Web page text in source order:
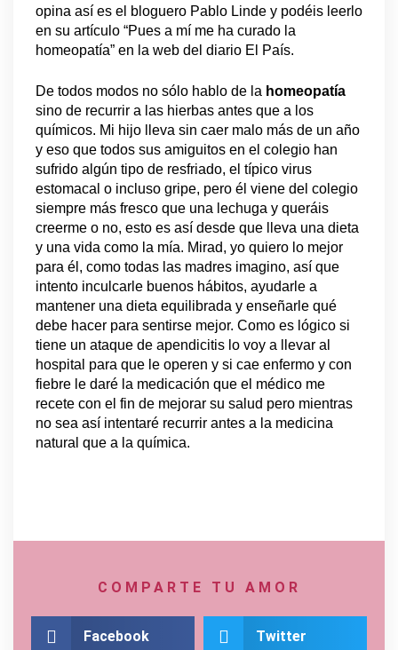
opina así es el bloguero Pablo Linde y podéis leerlo
en su artículo “Pues a mí me ha curado la
homeopatía” en la web del diario El País.
De todos modos no sólo hablo de la homeopatía
sino de recurrir a las hierbas antes que a los
químicos. Mi hijo lleva sin caer malo más de un año
y eso que todos sus amiguitos en el colegio han
sufrido algún tipo de resfriado, el típico virus
estomacal o incluso gripe, pero él viene del colegio
siempre más fresco que una lechuga y queráis
creerme o no, esto es así desde que lleva una dieta
y una vida como la mía. Mirad, yo quiero lo mejor
para él, como todas las madres imagino, así que
intento inculcarle buenos hábitos, ayudarle a
mantener una dieta equilibrada y enseñarle qué
debe hacer para sentirse mejor. Como es lógico si
tiene un ataque de apendicitis lo voy a llevar al
hospital para que le operen y si cae enfermo y con
fiebre le daré la medicación que el médico me
recete con el fin de mejorar su salud pero mientras
no sea así intentaré recurrir antes a la medicina
natural que a la química.
COMPARTE TU AMOR
Facebook Twitter